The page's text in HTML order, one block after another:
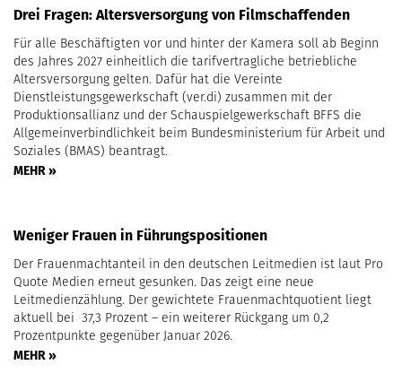
Drei Fragen: Altersversorgung von Filmschaffenden
Für alle Beschäftigten vor und hinter der Kamera soll ab Beginn
des Jahres 2027 einheitlich die tarifvertragliche betriebliche
Altersversorgung gelten. Dafür hat die Vereinte
Dienstleistungsgewerkschaft (ver.di) zusammen mit der
Produktionsallianz und der Schauspielgewerkschaft BFFS die
Allgemeinverbindlichkeit beim Bundesministerium für Arbeit und
Soziales (BMAS) beantragt.
MEHR »
Weniger Frauen in Führungspositionen
Der Frauenmachtanteil in den deutschen Leitmedien ist laut Pro
Quote Medien erneut gesunken. Das zeigt eine neue
Leitmedienzählung. Der gewichtete Frauenmachtquotient liegt
aktuell bei 37,3 Prozent – ein weiterer Rückgang um 0,2
Prozentpunkte gegenüber Januar 2026.
MEHR »